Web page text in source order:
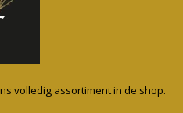
volledig assortiment in de shop.